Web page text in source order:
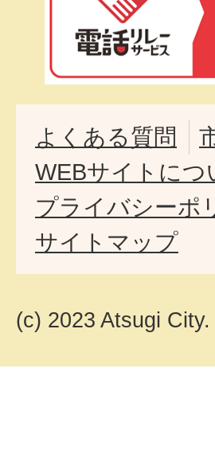
よくある質問
WEBサイトにつ
プライバシーポ
サイトマップ
(c) 2023 Atsugi